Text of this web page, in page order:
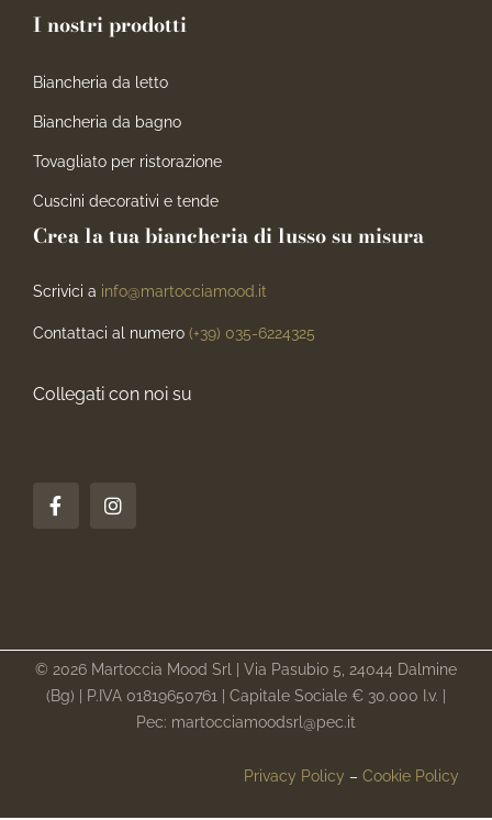
I nostri prodotti
Biancheria da letto
Biancheria da bagno
Tovagliato per ristorazione
Cuscini decorativi e tende
Crea la tua biancheria di lusso su misura
Scrivici a info@martocciamood.it
Contattaci al numero (+39) 035-6224325
Collegati con noi su
© 2026 Martoccia Mood Srl | Via Pasubio 5, 24044 Dalmine
(Bg) | P.IVA 01819650761 | Capitale Sociale € 30.000 I.v. |
Pec: martocciamoodsrl@pec.it
Privacy Policy –Cookie Policy